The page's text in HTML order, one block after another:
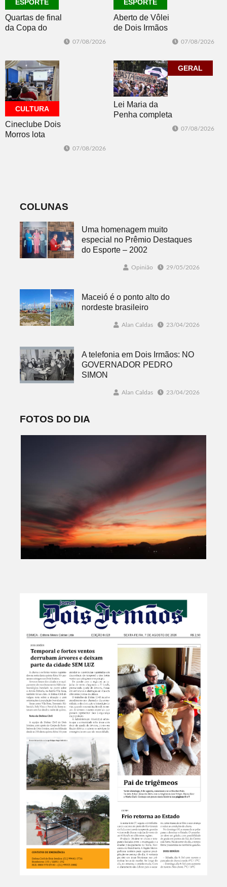
ESPORTE
Quartas de final
da Copa do
Brasil 2026: veja
do sorteio
07/08/2026
ESPORTE
Aberto de Vôlei
de Dois Irmãos
jogos
07/08/2026
CULTURA
Cineclube Dois
Morros lota
07/08/2026
GERAL
Lei Maria da
Penha completa
07/08/2026
COLUNAS
Uma homenagem muito
especial no Prêmio Destaques
do Esporte – 2002
Opinião 29/05/2026
Maceió é o ponto alto do
nordeste brasileiro
Alan Caldas 23/04/2026
A telefonia em Dois Irmãos: NO
GOVERNADOR PEDRO
SIMON
Alan Caldas 23/04/2026
FOTOS DO DIA